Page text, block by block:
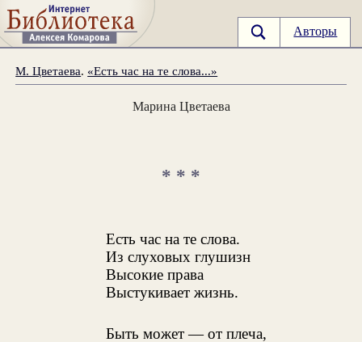
Авторы
М. Цветаева. «Есть час на те слова...»
Марина Цветаева
* * *
Есть час на те слова.
Из слуховых глушизн
Высокие права
Выстукивает жизнь.
Быть может — от плеча,